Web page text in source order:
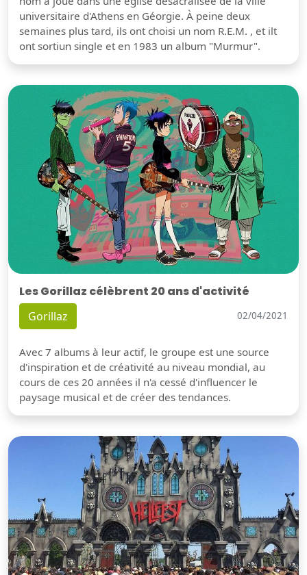
universitaire d'Athens en Géorgie. À peine deux
semaines plus tard, ils ont choisi un nom R.E.M. , et ilt
ont sortiun single et en 1983 un album "Murmur".
Les Gorillaz célèbrent 20 ans d'activité
Gorillaz 02/04/2021
Avec 7 albums à leur actif, le groupe est une source
d'inspiration et de créativité au niveau mondial, au
cours de ces 20 années il n'a cessé d'influencer le
paysage musical et de créer des tendances.